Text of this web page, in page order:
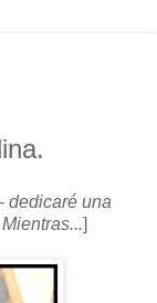
dedicaré una
]